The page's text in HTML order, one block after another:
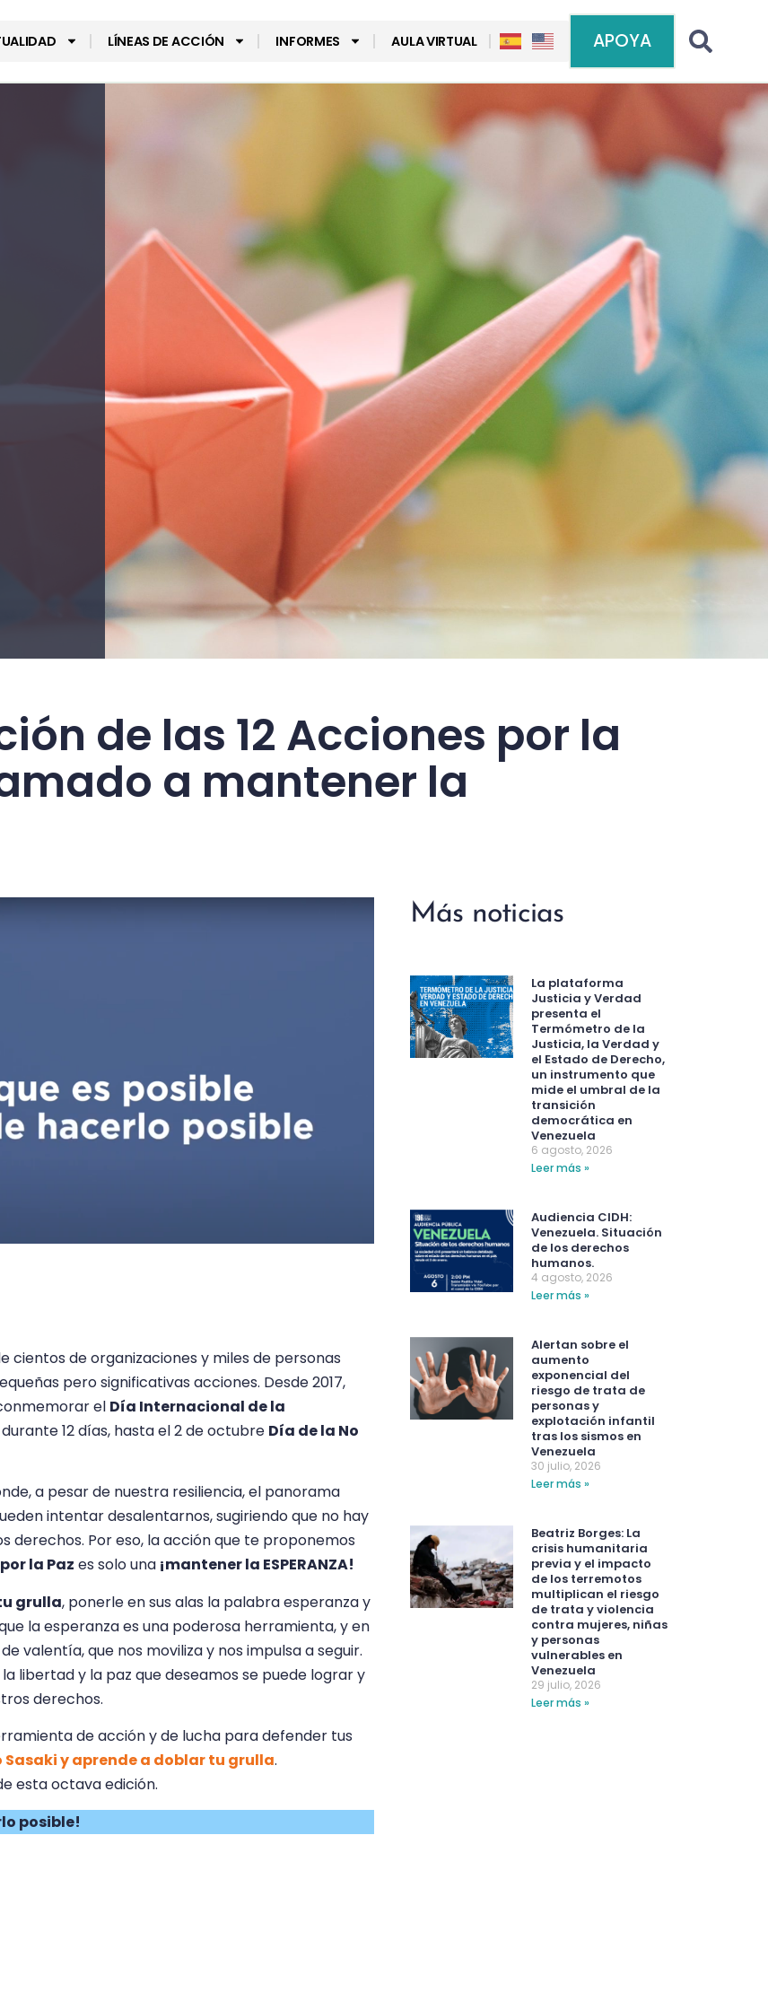
LÍNEAS DE ACCIÓN INFORMES AULA VIRTUAL APOYA
de las 12 Acciones por la
a mantener la
cientos de organizaciones y miles de personas
pero significativas acciones. Desde 2017,
el Día Internacional de la
12 días, hasta el 2 de octubre Día de la No
a pesar de nuestra resiliencia, el panorama
intentar desalentarnos, sugiriendo que no hay
derechos. Por eso, la acción que te proponemos
la Paz es solo una ¡mantener la ESPERANZA!
grulla, ponerle en sus alas la palabra esperanza y
la esperanza es una poderosa herramienta, y en
valentía, que nos moviliza y nos impulsa a seguir.
libertad y la paz que deseamos se puede lograr y
derechos.
de acción y de lucha para defender tus
y aprende a doblar tu grulla.
esta octava edición.
posible!
Más noticias
La plataforma
Justicia y Verdad
presenta el
Termómetro de la
Justicia, la Verdad y
el Estado de Derecho,
un instrumento que
mide el umbral de la
transición
democrática en
Venezuela
6 agosto, 2026
Leer más »
Audiencia CIDH:
Venezuela. Situación
de los derechos
humanos.
4 agosto, 2026
Leer más »
Alertan sobre el
aumento
exponencial del
riesgo de trata de
personas y
explotación infantil
tras los sismos en
Venezuela
30 julio, 2026
Leer más »
Beatriz Borges: La
crisis humanitaria
previa y el impacto
de los terremotos
multiplican el riesgo
de trata y violencia
contra mujeres, niñas
y personas
vulnerables en
Venezuela
29 julio, 2026
Leer más »